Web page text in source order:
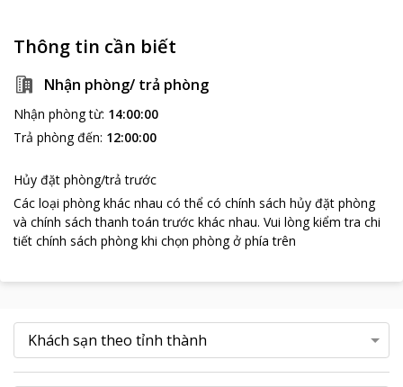
Thông tin cần biết
Nhận phòng/ trả phòng
Nhận phòng từ: 14:00:00
Trả phòng đến: 12:00:00
Hủy đặt phòng/trả trước
Các loại phòng khác nhau có thể có chính sách hủy đặt phòng
và chính sách thanh toán trước khác nhau. Vui lòng kiểm tra chi
tiết chính sách phòng khi chọn phòng ở phía trên